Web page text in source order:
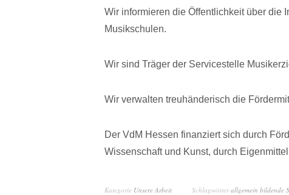
Wir informieren die Öffentlichkeit über die
Musikschulen.
Wir sind Träger der Servicestelle
Wir verwalten treuhänderisch die
Der VdM Hessen finanziert sich durch
Wissenschaft und Kunst, durch
Kategorie Unsere Arbeit Schlagwörterallgemein bildende